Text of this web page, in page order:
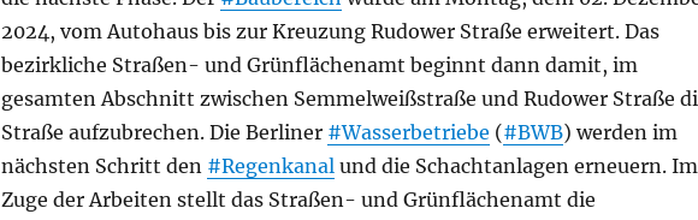
2024, vom Autohaus bis zur Kreuzung Rudower Straße erweitert. Das
bezirkliche Straßen- und Grünflächenamt beginnt dann damit, im
gesamten Abschnitt zwischen Semmelweißstraße und Rudower Straße
Straße aufzubrechen. Die Berliner #Wasserbetriebe (#BWB) werden im
nächsten Schritt den #Regenkanalund die Schachtanlagen erneuern. Im
Zuge der Arbeiten stellt das Straßen- und Grünflächenamt die